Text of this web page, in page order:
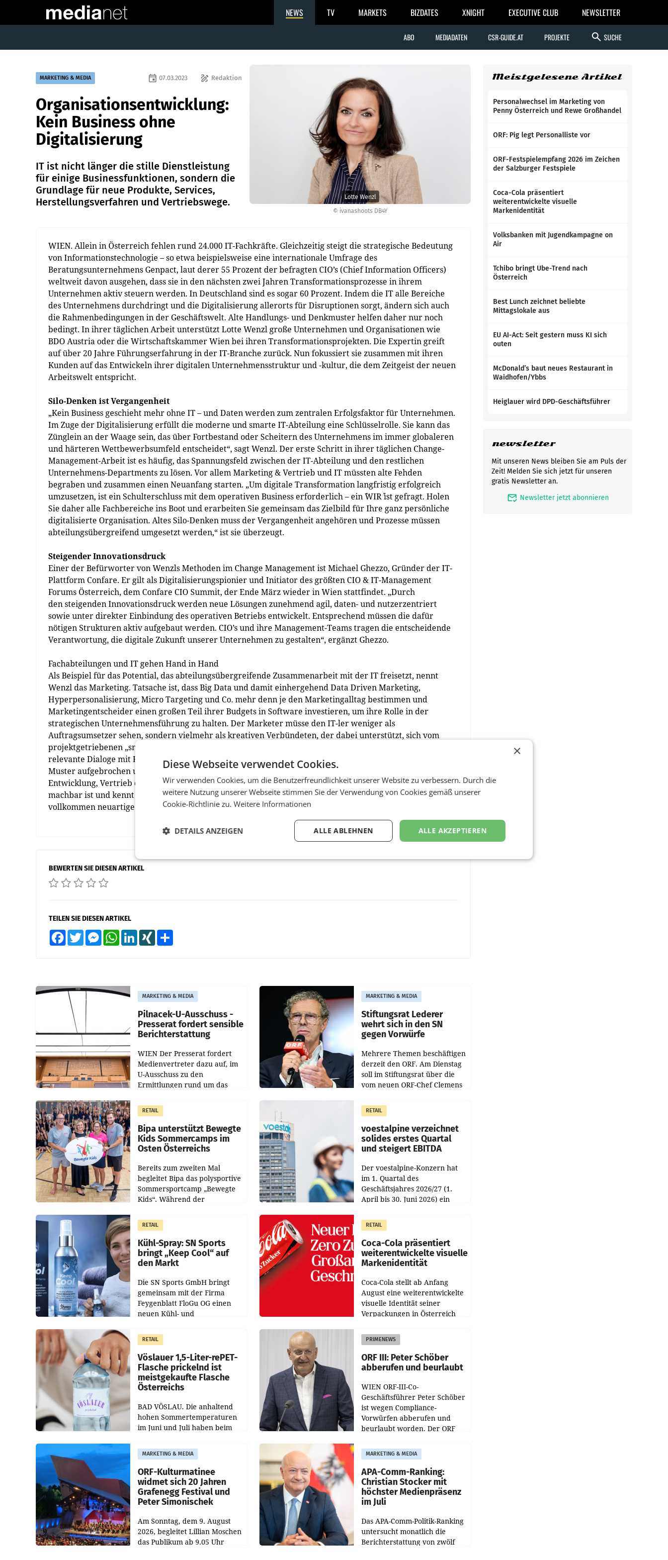
NEWS TV MARKETS BIZDATES XNIGHT EXECUTIVE CLUB NEWSLETTER
ABO MEDIADATEN CSR-GUIDE.AT PROJEKTE search SUCHE
© ivanashoots DB4Y
Lotte Wenzl
MARKETING & MEDIA draw Redaktion
event 07.03.2023
Organisationsentwicklung:
Kein Business ohne
Digitalisierung
IT ist nicht länger die stille Dienstleistung
für einige Businessfunktionen, sondern die
Grundlage für neue Produkte, Services,
Herstellungsverfahren und Vertriebswege.
WIEN. Allein in Österreich fehlen rund 24.000 IT-Fachkräfte. Gleichzeitig steigt die strategische Bedeutung
von Informationstechnologie – so etwa beispielsweise eine internationale Umfrage des
Beratungsunternehmens Genpact, laut derer 55 Prozent der befragten CIO’s (Chief Information Officers)
weltweit davon ausgehen, dass sie in den nächsten zwei Jahren Transformationsprozesse in ihrem
Unternehmen aktiv steuern werden. In Deutschland sind es sogar 60 Prozent. Indem die IT alle Bereiche
des Unternehmens durchdringt und die Digitalisierung allerorts für Disruptionen sorgt, ändern sich auch
die Rahmenbedingungen in der Geschäftswelt. Alte Handlungs- und Denkmuster helfen daher nur noch
bedingt. In ihrer täglichen Arbeit unterstützt Lotte Wenzl große Unternehmen und Organisationen wie
BDO Austria oder die Wirtschaftskammer Wien bei ihren Transformationsprojekten. Die Expertin greift
auf über 20 Jahre Führungserfahrung in der IT-Branche zurück. Nun fokussiert sie zusammen mit ihren
Kunden auf das Entwickeln ihrer digitalen Unternehmensstruktur und -kultur, die dem Zeitgeist der neuen
Arbeitswelt entspricht.
Silo-Denken ist Vergangenheit
„Kein Business geschieht mehr ohne IT – und Daten werden zum zentralen Erfolgsfaktor für Unternehmen.
Im Zuge der Digitalisierung erfüllt die moderne und smarte IT-Abteilung eine Schlüsselrolle. Sie kann das
Zünglein an der Waage sein, das über Fortbestand oder Scheitern des Unternehmens im immer globaleren
und härteren Wettbewerbsumfeld entscheidet“, sagt Wenzl. Der erste Schritt in ihrer täglichen Change-
Management-Arbeit ist es häufig, das Spannungsfeld zwischen der IT-Abteilung und den restlichen
Unternehmens-Departments zu lösen. Vor allem Marketing & Vertrieb und IT müssten alte Fehden
begraben und zusammen einen Neuanfang starten. „Um digitale Transformation langfristig erfolgreich
umzusetzen, ist ein Schulterschluss mit dem operativen Business erforderlich – ein `WIR` ist gefragt. Holen
Sie daher alle Fachbereiche ins Boot und erarbeiten Sie gemeinsam das Zielbild für Ihre ganz persönliche
digitalisierte Organisation. Altes Silo-Denken muss der Vergangenheit angehören und Prozesse müssen
abteilungsübergreifend umgesetzt werden,“ ist sie überzeugt.
Steigender Innovationsdruck
Einer der Befürworter von Wenzls Methoden im Change Management ist Michael Ghezzo, Gründer der IT-
Plattform Confare. Er gilt als Digitalisierungspionier und Initiator des größten CIO & IT-Management
Forums Österreich, dem Confare CIO Summit, der Ende März wieder in Wien stattfindet. „Durch
den steigenden Innovationsdruck werden neue Lösungen zunehmend agil, daten- und nutzerzentriert
sowie unter direkter Einbindung des operativen Betriebs entwickelt. Entsprechend müssen die dafür
nötigen Strukturen aktiv aufgebaut werden. CIO’s und ihre Management-Teams tragen die entscheidende
Verantwortung, die digitale Zukunft unserer Unternehmen zu gestalten“, ergänzt Ghezzo.
Fachabteilungen und IT gehen Hand in Hand
Als Beispiel für das Potential, das abteilungsübergreifende Zusammenarbeit mit der IT freisetzt, nennt
Wenzl das Marketing. Tatsache ist, dass Big Data und damit einhergehend Data Driven Marketing,
Hyperpersonalisierung, Micro Targeting und Co. mehr denn je den Marketingalltag bestimmen und
Marketingentscheider einen großen Teil ihrer Budgets in Software investieren, um ihre Rolle in der
strategischen Unternehmensführung zu halten. Der Marketer müsse den IT-ler weniger als
Auftragsumsetzer sehen, sondern vielmehr als kreativen Verbündeten, der dabei unterstützt, sich vom
projektgetriebenen „smooth talker“ zum prozess- und datengetriebenen „smart listener“ zu wandeln, um
relevante Dialoge mit Kunden aufzubauen. Durch die gemeinsamen Verantwortlichkeiten werden alte
Muster aufgebrochen und neue Benchmarks definiert. „Die einzelnen Business Units, egal ob Forschung,
Entwicklung, Vertrieb oder Marketing, kennen die Sorgen von heute. Die IT weiß, was technologisch
machbar ist und kennt die Technologien von morgen. In der Schnittmenge liegt die Chance, um
vollkommen neuartige Prozesse zu gestalten“, so Wenzl abschließend. (red)
BEWERTEN SIE DIESEN ARTIKEL
TEILEN SIE DIESEN ARTIKEL
FacebookTwitter MessengerWhatsAppLinkedInXING
MARKETING & MEDIA
Pilnacek-U-Ausschuss -
Presserat fordert sensible
Berichterstattung
WIEN Der Presserat fordert
Medienvertreter dazu auf, im
U-Ausschuss zu den
Ermittlungen rund um das
im Justizministerium, Christian
Pilnacek, auf sensible
MARKETING & MEDIA
Stiftungsrat Lederer
wehrt sich in den SN
gegen Vorwürfe
Mehrere Themen beschäftigen
derzeit den ORF. Am Dienstag
soll im Stiftungsrat über die
vom neuen ORF-Chef Clemens
Besetzungen für die
Direktionen abgestimmt
werden.
RETAIL
Bipa unterstützt Bewegte
Kids Sommercamps im
Osten Österreichs
Bereits zum zweiten Mal
begleitet Bipa das polysportive
Sommersportcamp „Bewegte
Kids“. Während der
Juli und August versorgt das
Unternehmen Kinder sowie
RETAIL
voestalpine verzeichnet
solides erstes Quartal
und steigert EBITDA
Der voestalpine-Konzern hat
im 1. Quartal des
Geschäftsjahres 2026/27 (1.
April bis 30. Juni 2026) ein
Der Umsatz stieg im Vergleich
zur Vorjahresperiode
RETAIL
Kühl-Spray: SN Sports
bringt „Keep Cool“ auf
den Markt
Die SN Sports GmbH bringt
gemeinsam mit der Firma
Feygenblatt FloGu OG einen
neuen Kühl- und
Markt. Das Produkt namens
„Keep Cool“ ist zu 100 Prozent
RETAIL
Coca-Cola präsentiert
weiterentwickelte visuelle
Markenidentität
Coca-Cola stellt ab Anfang
August eine weiterentwickelte
visuelle Identität seiner
Verpackungen in Österreich
Redesigns stehen zentrale
Gestaltungselemente
RETAIL
Vöslauer 1,5-Liter-rePET-
Flasche prickelnd ist
meistgekaufte Flasche
Österreichs
BAD VÖSLAU. Die anhaltend
hohen Sommertemperaturen
im Juni und Juli haben beim
Getränkehersteller Vöslauer zu
deutlichen Absatzzuwächsen
geführt. Während
PRIMENEWS
ORF III: Peter Schöber
abberufen und beurlaubt
WIEN ORF-III-Co-
Geschäftsführer Peter Schöber
ist wegen Compliance-
Vorwürfen abberufen und
beurlaubt worden. Der ORF
entsprechende
Medienberichte.
MARKETING & MEDIA
ORF-Kulturmatinee
widmet sich 20 Jahren
Grafenegg Festival und
Peter Simonischek
Am Sonntag, dem 9. August
2026, begleitet Lillian Moschen
das Publikum ab 9.05 Uhr
MARKETING & MEDIA
APA-Comm-Ranking:
Christian Stocker mit
höchster Medienpräsenz
im Juli
Das APA-Comm-Politik-Ranking
untersucht monatlich die
Berichterstattung von zwölf
Meistgelesene Artikel
Personalwechsel im Marketing von
Penny Österreich und Rewe Großhandel
ORF: Pig legt Personalliste vor
ORF-Festspielempfang 2026 im Zeichen
der Salzburger Festspiele
Coca-Cola präsentiert
weiterentwickelte visuelle
Markenidentität
Volksbanken mit Jugendkampagne on
Air
Tchibo bringt Ube-Trend nach
Österreich
Best Lunch zeichnet beliebte
Mittagslokale aus
EU AI-Act: Seit gestern muss KI sich
outen
McDonald’s baut neues Restaurant in
Waidhofen/Ybbs
Heiglauer wird DPD-Geschäftsführer
newsletter
Mit unseren News bleiben Sie am Puls der
Zeit! Melden Sie sich jetzt für unseren
gratis Newsletter an.
mark_email_read Newsletter jetzt abonnieren
×
Diese Webseite verwendet Cookies.
Wir verwenden Cookies, um die Benutzerfreundlichkeit unserer Website zu verbessern. Durch die
weitere Nutzung unserer Webseite stimmen Sie der Verwendung von Cookies gemäß unserer
Cookie-Richtlinie zu. Weitere Informationen
ALLE AKZEPTIEREN
ALLE ABLEHNEN
DETAILS ANZEIGEN